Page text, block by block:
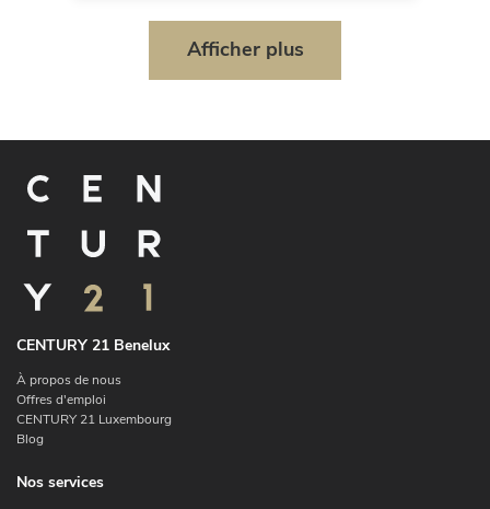
Afficher plus
CENTURY 21 Benelux
À propos de nous
Offres d'emploi
CENTURY 21 Luxembourg
Blog
Nos services